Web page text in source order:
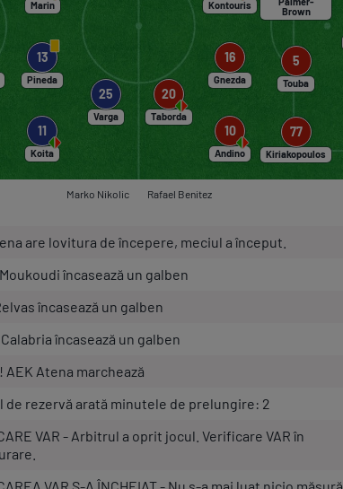
11
Koita
13
Pineda
Marin
25
Varga
Brown
5
Touba
77
Kiriakopoulos
Kontouris
16
Gnezda
10
Andino
20
Taborda
Marko Nikolic Rafael Benitez
are lovitura de începere, meciul a început.
încasează un galben
încasează un galben
încasează un galben
AEK Atena marchează
de rezervă arată minutele de prelungire: 2
VAR - Arbitrul a oprit jocul. Verificare VAR în